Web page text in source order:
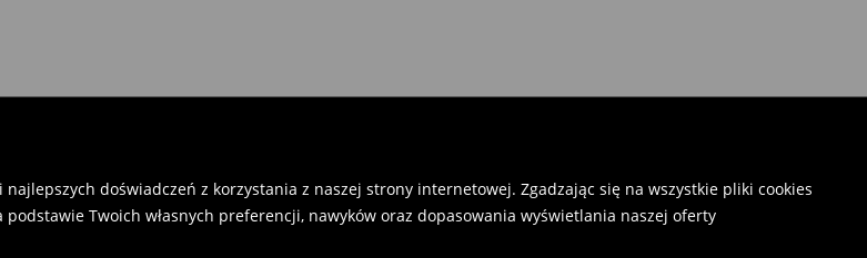
doświadczeń z korzystania z naszej strony internetowej. Zgadzając się na wszystkie pliki cookies
Twoich własnych preferencji, nawyków oraz dopasowania wyświetlania naszej oferty